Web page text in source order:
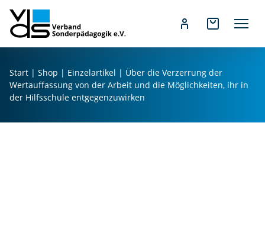
h
Start | Shop | Einzelartikel | Über die Verzerrung der
Wertauffassung von der Arbeit und die Möglichkeiten, ihr in
der Hilfsschule entgegenzuwirken